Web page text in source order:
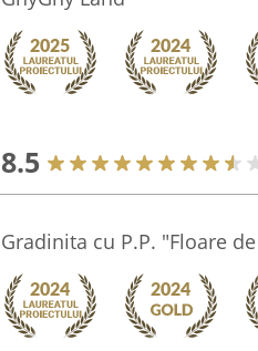
8.5
Gradinita cu P.P. "Floare